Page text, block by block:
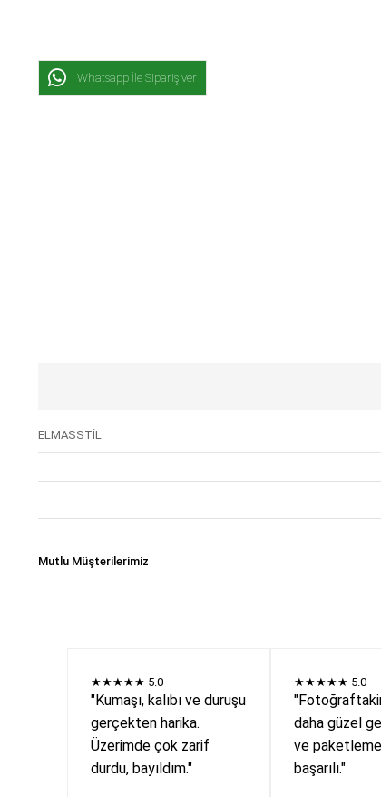
Whatsapp İle Sipariş ver
ELMASSTİL
Mutlu Müşterilerimiz
★★★★★ 5.0
"Kumaşı, kalıbı ve duruşu
gerçekten harika.
Üzerimde çok zarif
durdu, bayıldım."
★★★★★ 5.0
daha güzel
ve
başarılı."